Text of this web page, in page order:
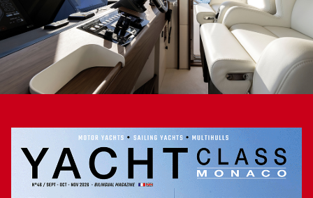
de 9,5 m
au niveau de la poupe. Tout a donc été pensé
avec soin et pertinence afin que ce 22,57 mètres remplisse
parfaitement sa mission, celle d’être une unité de croisière
idoine, de préférence en des lieux magiques. Un atout
incontestable qui le place bien dans les flottes de charter.